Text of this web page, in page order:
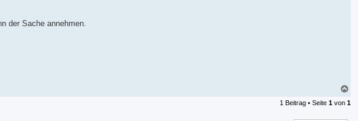
der Sache annehmen.
c
1 Beitrag • Seite 1 von 1